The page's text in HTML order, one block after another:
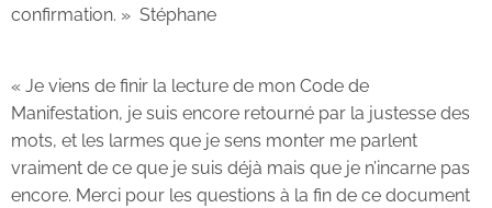
confirmation. » Stéphane
« Je viens de finir la lecture de mon Code de
Manifestation, je suis encore retourné par la justesse des
mots, et les larmes que je sens monter me parlent
vraiment de ce que je suis déjà mais que je n’incarne pas
encore. Merci pour les questions à la fin de ce document